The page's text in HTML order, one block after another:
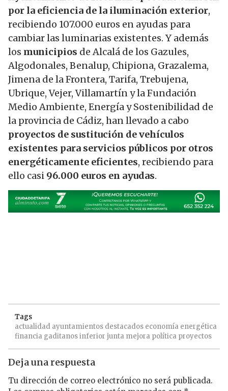
por la eficiencia de la iluminación exterior,
recibiendo 107.000 euros en ayudas para
cambiar las luminarias existentes. Y además
los municipios de Alcalá de los Gazules,
Algodonales, Benalup, Chipiona, Grazalema,
Jimena de la Frontera, Tarifa, Trebujena,
Ubrique, Vejer, Villamartín y la Fundación
Medio Ambiente, Energía y Sostenibilidad de
la provincia de Cádiz, han llevado a cabo
proyectos de sustitución de vehículos
existentes para servicios públicos por otros
energéticamente eficientes, recibiendo para
ello casi 96.000 euros en ayudas.
Tags
actualidad ayuntamientos destacados economía energética
financia gaditanosinferior junta mejora política proyectos
Deja una respuesta
Tu dirección de correo electrónico no será publicada.